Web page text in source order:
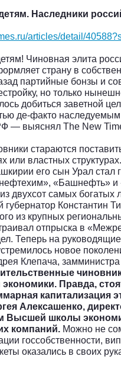
Наследники
articles/detail/
Чиновная элита
страну в
партийные бонзы и
но только
добиться заветной
де-факто
— выяснял The New
стараются
или властных
его сын Урал стал
«Башнефть» и
двухсот самых
губернатор Константин
из крупных
отпрыска в
Теперь на
новое
Клепача,
Правда,
капитализация
Алексашенко,
Высшей школы
компаний. Можно не
госсобственности,
оказались в своих